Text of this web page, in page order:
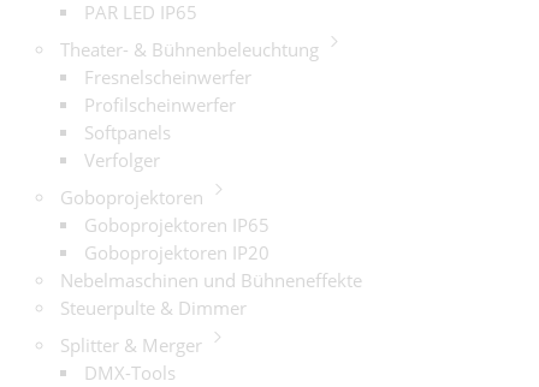
PAR LED IP65
Theater- & Bühnenbeleuchtung
Fresnelscheinwerfer
Profilscheinwerfer
Softpanels
Verfolger
Goboprojektoren
Goboprojektoren IP65
Goboprojektoren IP20
Nebelmaschinen und Bühneneffekte
Steuerpulte & Dimmer
Splitter & Merger
DMX-Tools